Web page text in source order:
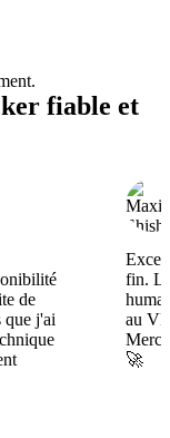
fiable et
de
que j'ai
fin.
au
Merci
🚀